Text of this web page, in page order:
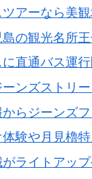
アーなら美
の観光名所王
直通バス運
ンズストリ
らジーンズ
験や月見櫓
ライトアッ